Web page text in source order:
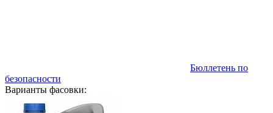
Бюллетень по
безопасности
Варианты фасовки: